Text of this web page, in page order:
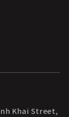
Khai Street,